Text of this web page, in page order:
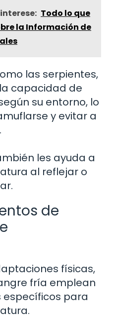
Todo lo que
la Información de
las serpientes,
capacidad de
su entorno, lo
y evitar a
les ayuda a
al reflejar o
de
físicas,
fría emplean
para